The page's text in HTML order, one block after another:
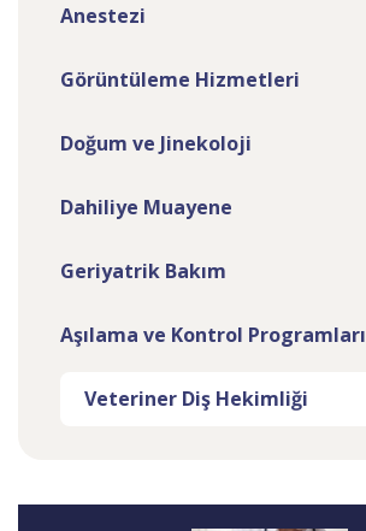
Anestezi
Görüntüleme Hizmetleri
Doğum ve Jinekoloji
Dahiliye Muayene
Geriyatrik Bakım
Aşılama ve Kontrol Programları
Veteriner Diş Hekimliği